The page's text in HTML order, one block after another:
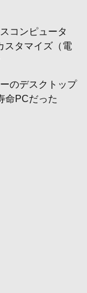
コンピュータ
スタマイズ（電
のデスクトップ
命PCだった